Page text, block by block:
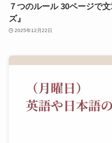
７つのルール 30ページで
ズ』
2025年12月22日